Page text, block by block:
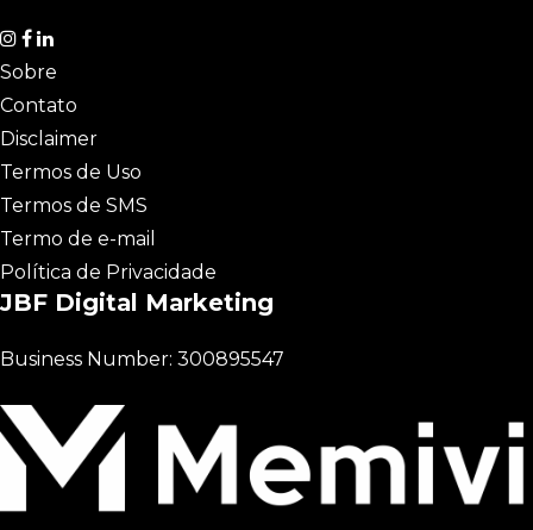
Sobre
Contato
Disclaimer
Termos de Uso
Termos de SMS
Termo de e-mail
Política de Privacidade
JBF Digital Marketing
Business Number: 300895547